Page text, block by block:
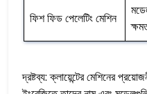
ফিশ ফিড পেলেটিং মেশিন
দ্রষ্টব্য: ক্লায়েন্টের মেশিনের